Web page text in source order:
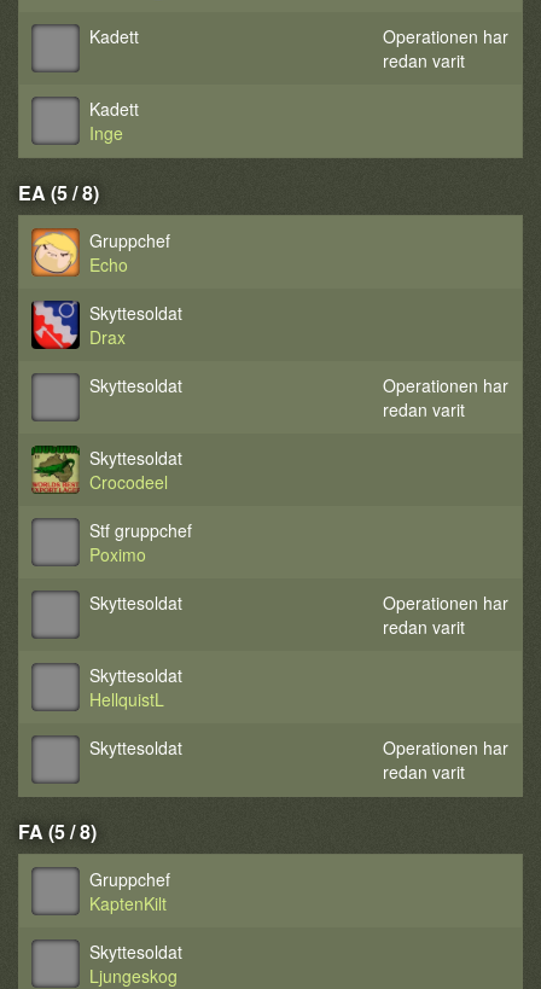
Kadett
Operationen har
redan varit
Kadett
Inge
EA (5 / 8)
Gruppchef
Echo
Skyttesoldat
Drax
Skyttesoldat
Operationen har
redan varit
Skyttesoldat
Crocodeel
Stf gruppchef
Poximo
Skyttesoldat
Operationen har
redan varit
Skyttesoldat
HellquistL
Skyttesoldat
Operationen har
redan varit
FA (5 / 8)
Gruppchef
KaptenKilt
Skyttesoldat
Ljungeskog